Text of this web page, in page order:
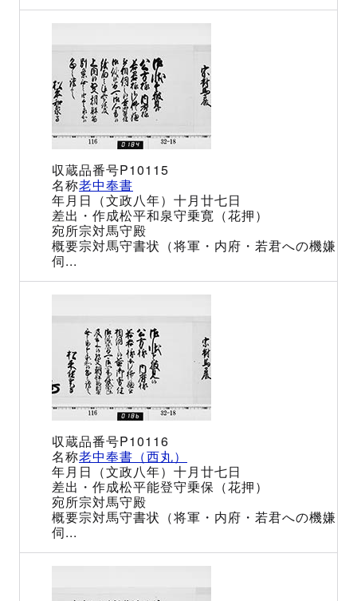
P10115
老中奉書
（文政八年）十月廿七日
松平和泉守乗寛（花押）
宗対馬守殿
宗対馬守書状（将軍・内府・若君への機嫌
伺...
P10116
老中奉書（西丸）
（文政八年）十月廿七日
松平能登守乗保（花押）
宗対馬守殿
宗対馬守書状（将軍・内府・若君への機嫌
伺...